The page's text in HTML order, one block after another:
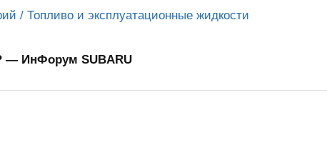
/Топливо и эксплуатационные жидкости
— ИнФорум SUBARU